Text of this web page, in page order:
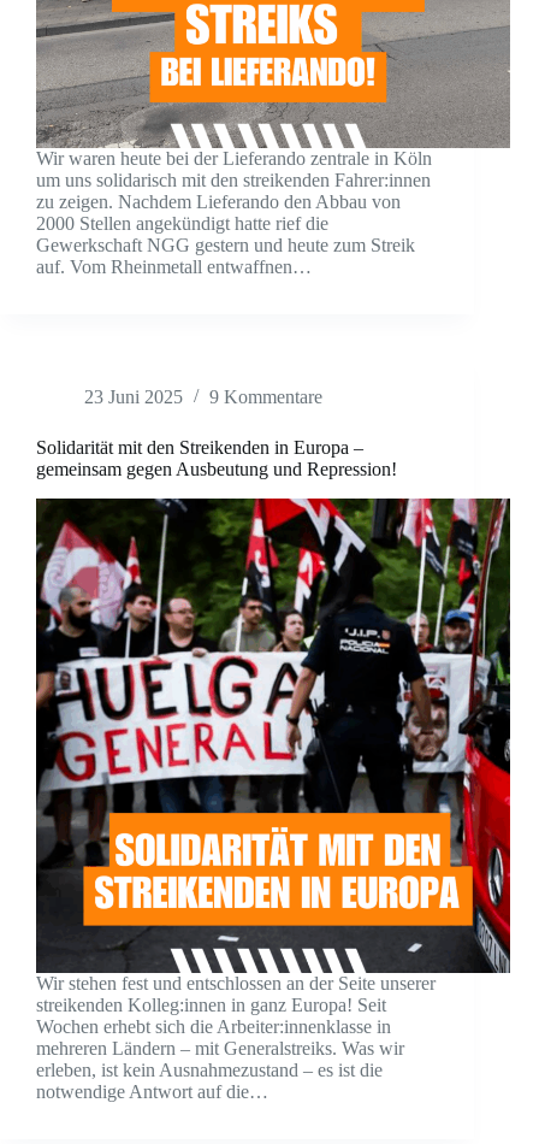
Wir waren heute bei der Lieferando zentrale in Köln
um uns solidarisch mit den streikenden Fahrer:innen
zu zeigen. Nachdem Lieferando den Abbau von
2000 Stellen angekündigt hatte rief die
Gewerkschaft NGG gestern und heute zum Streik
auf. Vom Rheinmetall entwaffnen…
23 Juni 2025 9 Kommentare
Solidarität mit den Streikenden in Europa –
gemeinsam gegen Ausbeutung und Repression!
Wir stehen fest und entschlossen an der Seite unserer
streikenden Kolleg:innen in ganz Europa! Seit
Wochen erhebt sich die Arbeiter:innenklasse in
mehreren Ländern – mit Generalstreiks. Was wir
erleben, ist kein Ausnahmezustand – es ist die
notwendige Antwort auf die…